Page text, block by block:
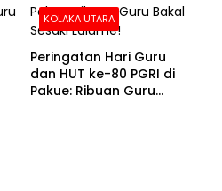
KOLAKA UTARA
Peringatan Hari Guru
dan HUT ke-80 PGRI di
Pakue: Ribuan Guru
RUPSLB BPR Bahteramas,